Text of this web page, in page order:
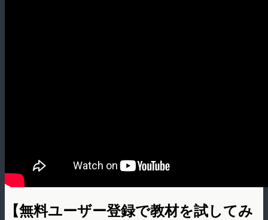
【無料ユーザー登録で教材を試してみ